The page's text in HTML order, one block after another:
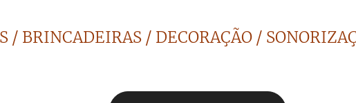
/ BRINCADEIRAS / DECORAÇÃO /